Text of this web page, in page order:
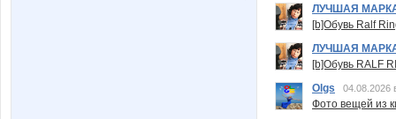
ЛУЧШАЯ
[b]Обувь Ralf
ЛУЧШАЯ
[b]Обувь RALF
Olgs
04.08.2026
Фото вещей из